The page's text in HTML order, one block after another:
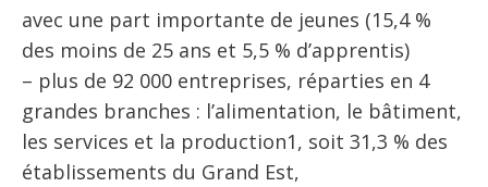
avec une part importante de jeunes (15,4 %
des moins de 25 ans et 5,5 % d’apprentis)
– plus de 92 000 entreprises, réparties en 4
grandes branches : l’alimentation, le bâtiment,
les services et la production1, soit 31,3 % des
établissements du Grand Est,